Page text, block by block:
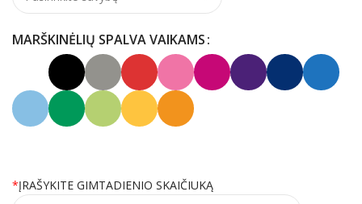
MARŠKINĖLIŲ SPALVA VAIKAMS
*ĮRAŠYKITE GIMTADIENIO SKAIČIUKĄ